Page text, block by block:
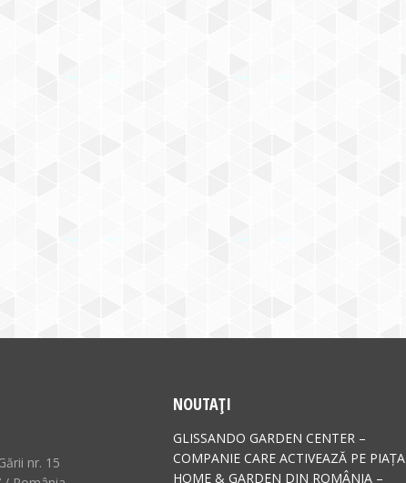
nr. 15
NOUTAȚI
GLISSANDO GARDEN CENTER –
COMPANIE CARE ACTIVEAZĂ PE PIAȚA
HOME & GARDEN DIN ROMÂNIA –